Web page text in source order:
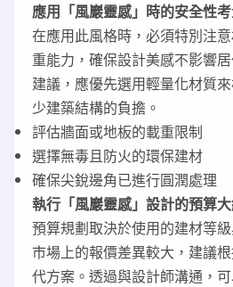
應用「風巖靈感」時的安全性
在應用此風格時，必須特別注
重能力，確保設計美感不影響
建議，應優先選用輕量化材質
少建築結構的負擔。
評估牆面或地板的載重限制
選擇無毒且防火的環保建材
確保尖銳邊角已進行圓潤處理
執行「風巖靈感」設計的預算
預算規劃取決於使用的建材等
市場上的報價差異較大，建議
代方案。透過與設計師溝通，